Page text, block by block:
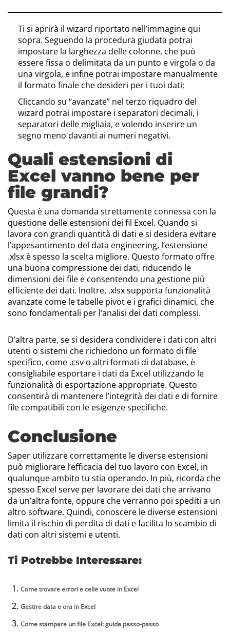
Ti si aprirà il wizard riportato nell’immagine qui
sopra. Seguendo la procedura giudata potrai
impostare la larghezza delle colonne, che può
essere fissa o delimitata da un punto e virgola o da
una virgola, e infine potrai impostare manualmente
il formato finale che desideri per i tuoi dati;
Cliccando su “avanzate” nel terzo riquadro del
wizard potrai impostare i separatori decimali, i
separatori delle migliaia, e volendo inserire un
segno meno davanti ai numeri negativi.
Quali estensioni di
Excel vanno bene per
file grandi?
Questa è una domanda strettamente connessa con la
questione delle estensioni dei fil Excel. Quando si
lavora con grandi quantità di dati e si desidera evitare
l’appesantimento del data engineering, l’estensione
.xlsx è spesso la scelta migliore. Questo formato offre
una buona compressione dei dati, riducendo le
dimensioni dei file e consentendo una gestione più
efficiente dei dati. Inoltre, .xlsx supporta funzionalità
avanzate come le tabelle pivot e i grafici dinamici, che
sono fondamentali per l’analisi dei dati complessi.
D’altra parte, se si desidera condividere i dati con altri
utenti o sistemi che richiedono un formato di file
specifico, come .csv o altri formati di database, è
consigliabile esportare i dati da Excel utilizzando le
funzionalità di esportazione appropriate. Questo
consentirà di mantenere l’integrità dei dati e di fornire
file compatibili con le esigenze specifiche.
Conclusione
Saper utilizzare correttamente le diverse estensioni
può migliorare l’efficacia del tuo lavoro con Excel, in
qualunque ambito tu stia operando. In più, ricorda che
spesso Excel serve per lavorare dei dati che arrivano
da un’altra fonte, oppure che verranno poi spediti a un
altro software. Quindi, conoscere le diverse estensioni
limita il rischio di perdita di dati e facilita lo scambio di
dati con altri sistemi e utenti.
Ti Potrebbe Interessare:
Come trovare errori e celle vuote in Excel
Gestire data e ora in Excel
Come stampare un file Excel: guida passo-passo